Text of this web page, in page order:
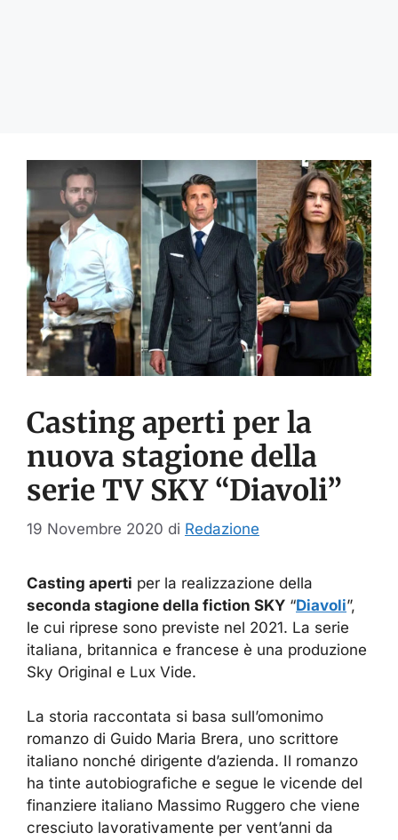
Casting aperti per la
nuova stagione della
serie TV SKY “Diavoli”
19 Novembre 2020 di Redazione
Casting aperti per la realizzazione della
seconda stagione della fiction SKY “Diavoli”,
le cui riprese sono previste nel 2021. La serie
italiana, britannica e francese è una produzione
Sky Original e Lux Vide.
La storia raccontata si basa sull’omonimo
romanzo di Guido Maria Brera, uno scrittore
italiano nonché dirigente d’azienda. Il romanzo
ha tinte autobiografiche e segue le vicende del
finanziere italiano Massimo Ruggero che viene
cresciuto lavorativamente per vent’anni da